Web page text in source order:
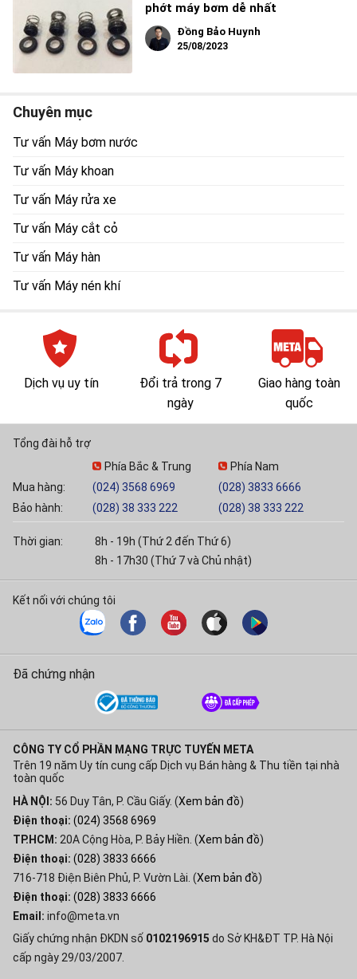
phớt máy bơm dễ nhất
Đồng Bảo Huynh
25/08/2023
Chuyên mục
Tư vấn Máy bơm nước
Tư vấn Máy khoan
Tư vấn Máy rửa xe
Tư vấn Máy cắt cỏ
Tư vấn Máy hàn
Tư vấn Máy nén khí
Dịch vụ uy tín
Đổi trả trong 7
ngày
Giao hàng toàn
quốc
Tổng đài hỗ trợ
Mua hàng:
Bảo hành:
Phía Bắc & Trung
(024) 3568 6969
(028) 38 333 222
Phía Nam
(028) 3833 6666
(028) 38 333 222
Thời gian:
8h - 19h (Thứ 2 đến Thứ 6)
8h - 17h30 (Thứ 7 và Chủ nhật)
Kết nối với chúng tôi
Đã chứng nhận
CÔNG TY CỔ PHẦN MẠNG TRỰC TUYẾN META
Trên 19 năm Uy tín cung cấp Dịch vụ Bán hàng & Thu tiền tại nhà
toàn quốc
HÀ NỘI: 56 Duy Tân, P. Cầu Giấy. (Xem bản đồ)
Điện thoại: (024) 3568 6969
TP.HCM: 20A Cộng Hòa, P. Bảy Hiền. (Xem bản đồ)
Điện thoại: (028) 3833 6666
716-718 Điện Biên Phủ, P. Vườn Lài. (Xem bản đồ)
Điện thoại: (028) 3833 6666
Email: info@meta.vn
Giấy chứng nhận ĐKDN số 0102196915 do Sở KH&ĐT TP. Hà Nội
cấp ngày 29/03/2007.